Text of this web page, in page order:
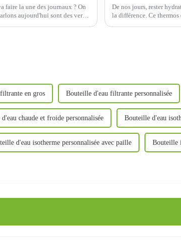
faire la une des journaux ? On
aujourd'hui sont des verres
De nos jours, rester
la différence. Ce
en gros Bouteille d'eau filtrante personnalisée
chaude et froide personnalisée Bouteille d'eau
d'eau isotherme personnalisée avec paille Bouteille